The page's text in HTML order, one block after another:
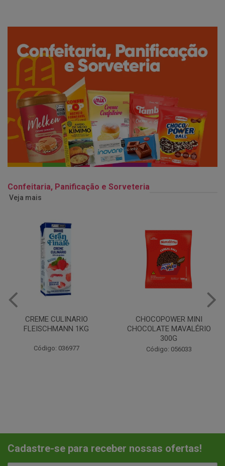
Confeitaria, Panificação e Sorveteria
Veja mais
CHOCOPOWER MINI
CHOCOLATE MAVALÉRIO
Código: 056033
COCO RALADO SWEET
FLOCO SOCOCO 1KG
Código: 055534
Cadastre-se para receber nossas ofertas!